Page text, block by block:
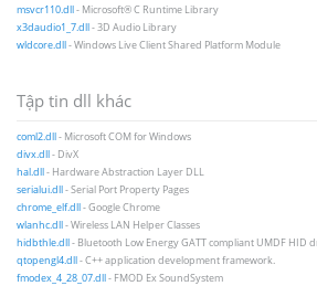
msvcr110.dll- Microsoft® C Runtime Library
x3daudio1_7.dll- 3D Audio Library
wldcore.dll- Windows Live Client Shared Platform Module
Tập tin dll khác
coml2.dll- Microsoft COM for Windows
divx.dll- DivX
hal.dll- Hardware Abstraction Layer DLL
serialui.dll- Serial Port Property Pages
chrome_elf.dll- Google Chrome
wlanhc.dll- Wireless LAN Helper Classes
hidbthle.dll- Bluetooth Low Energy GATT compliant UMDF HID
qtopengl4.dll- C++ application development framework.
fmodex_4_28_07.dll- FMOD Ex SoundSystem